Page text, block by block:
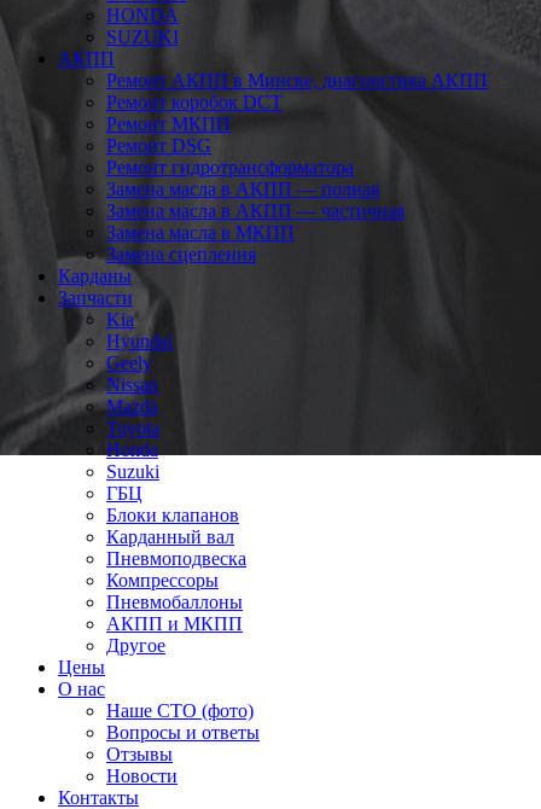
HONDA
SUZUKI
АКПП
Ремонт АКПП в Минске, диагностика АКПП
Ремонт коробок DCT
Ремонт МКПП
Ремонт DSG
Ремонт гидротрансформатора
Замена масла в АКПП — полная
Замена масла в АКПП — частичная
Замена масла в МКПП
Замена сцепления
Карданы
Запчасти
Kia
Hyundai
Geely
Nissan
Mazda
Toyota
Honda
Suzuki
ГБЦ
Блоки клапанов
Карданный вал
Пневмоподвеска
Компрессоры
Пневмобаллоны
АКПП и МКПП
Другое
Цены
О нас
Наше СТО (фото)
Вопросы и ответы
Отзывы
Новости
Контакты